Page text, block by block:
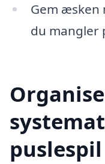
Gem æsken
du mangler
puslespil